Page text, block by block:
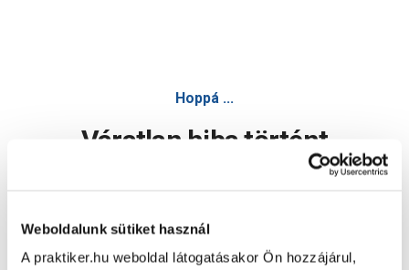
Weboldalunk sütiket használ
A praktiker.hu weboldal látogatásakor Ön hozzájárul,
Hoppá ...
Váratlan hiba történt
Oldal újratöltése